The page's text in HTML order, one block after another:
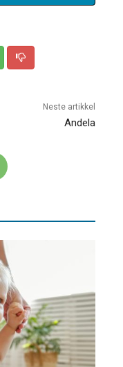
Neste artikkel
Andela